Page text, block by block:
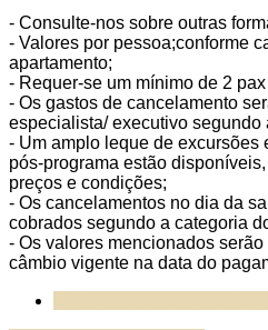
- Consulte-nos sobre outras
- Valores por pessoa;conforme
apartamento;
- Requer-se um mínimo de 2
- Os gastos de cancelamento
especialista/ executivo segundo
- Um amplo leque de excursões
pós-programa estão
preços e condições;
- Os cancelamentos no dia da
cobrados segundo a categoria
- Os valores mencionados
câmbio vigente na data do